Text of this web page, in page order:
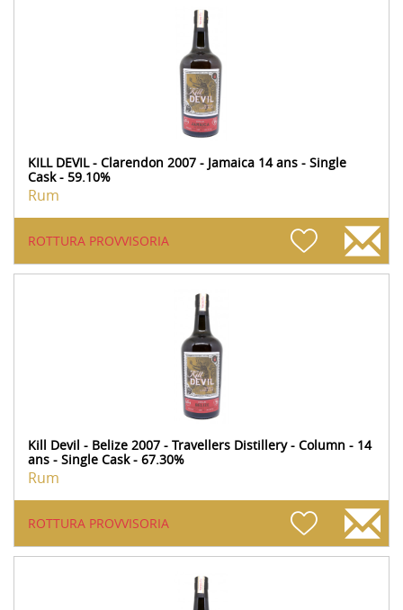
KILL DEVIL - Clarendon 2007 - Jamaica 14 ans - Single
Cask - 59.10%
Rum
ROTTURA PROVVISORIA
Kill Devil - Belize 2007 - Travellers Distillery - Column - 14
ans - Single Cask - 67.30%
Rum
ROTTURA PROVVISORIA